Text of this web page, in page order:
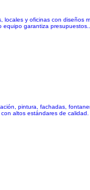
y oficinas con diseños
garantiza presupuestos...
pintura, fachadas,
altos estándares de calidad.